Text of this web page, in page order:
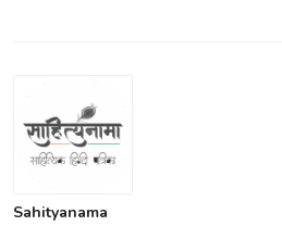
Sahityanama